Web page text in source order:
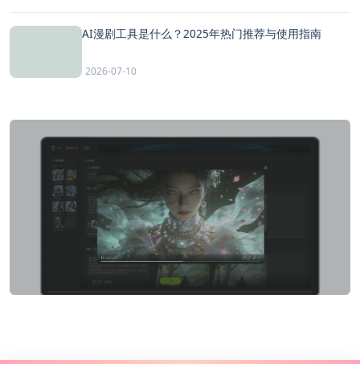
AI漫剧工具是什么？2025年热门推荐与使用指南
2026-07-10